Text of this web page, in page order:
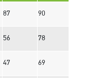
87 90
56 78
47 69